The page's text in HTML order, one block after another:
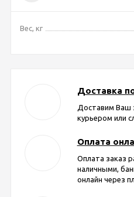
Вес, кг
Доставка
Доставим Ваш
курьером или
Оплата
Оплата заказ
наличными,
онлайн через